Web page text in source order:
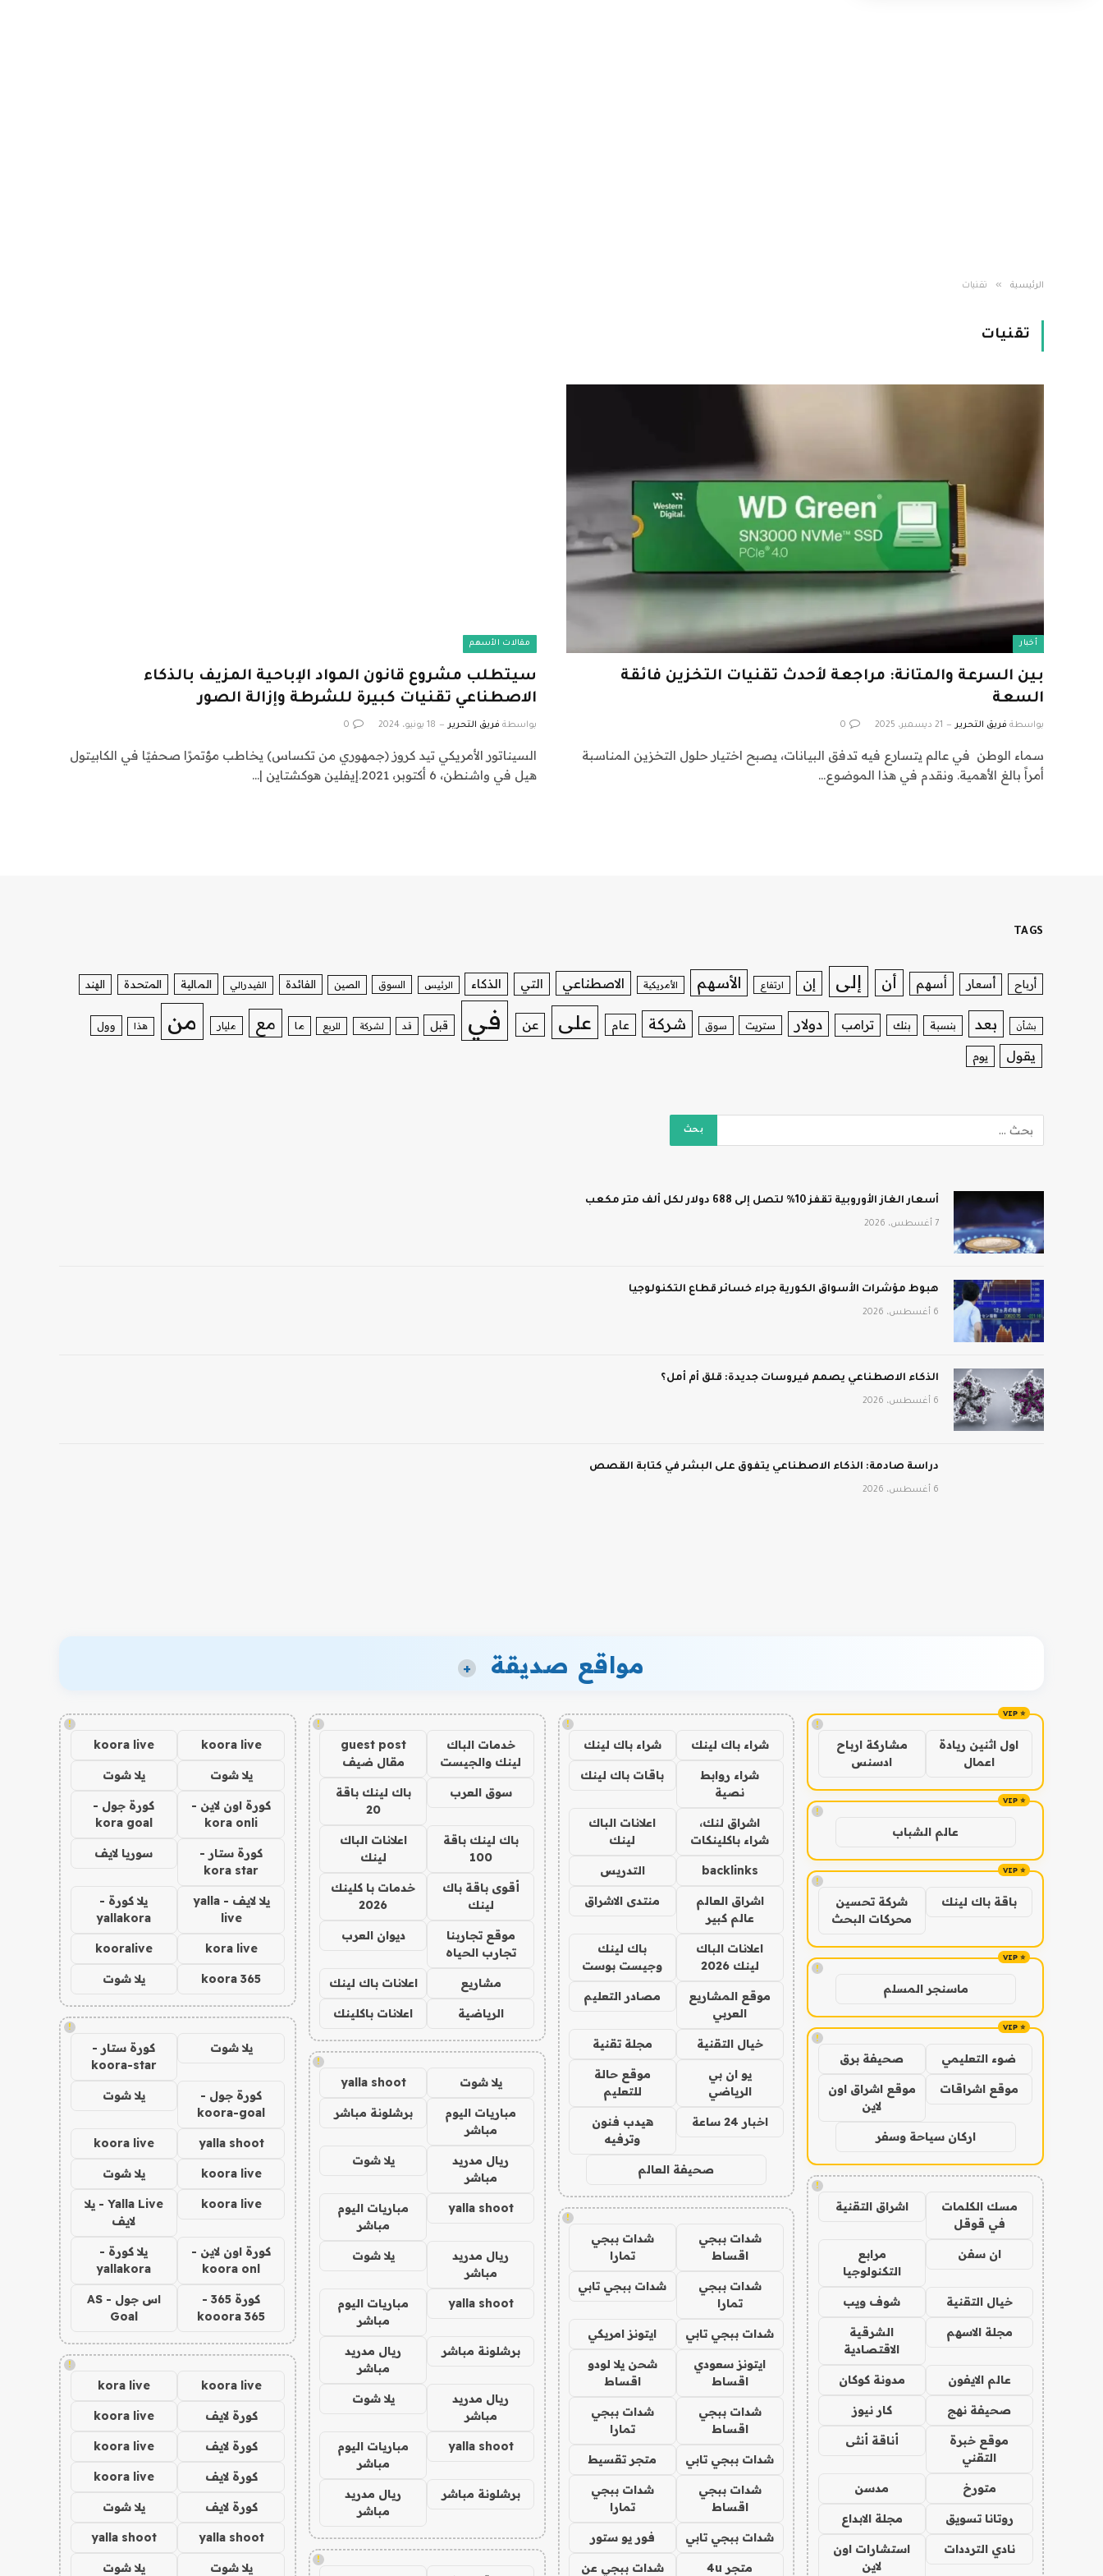
الرئيسية » تقنيات
تقنيات
أخبار
بين السرعة والمتانة: مراجعة لأحدث تقنيات التخزين فائقة
السعة
بواسطة فريق التحرير 21 ديسمبر، 2025 0
سماء الوطن في عالم يتسارع فيه تدفق البيانات، يصبح اختيار حلول التخزين المناسبة
أمراً بالغ الأهمية. ونقدم في هذا الموضوع…
مقالات الأسهم
سيتطلب مشروع قانون المواد الإباحية المزيف بالذكاء
الاصطناعي تقنيات كبيرة للشرطة وإزالة الصور
بواسطة فريق التحرير 18 يونيو، 2024 0
السيناتور الأمريكي تيد كروز (جمهوري من تكساس) يخاطب مؤتمرًا صحفيًا في الكابيتول
هيل في واشنطن، 6 أكتوبر، 2021.إيفلين هوكشتاين |…
TAGS
أرباح أسعار أسهم أن إلى إن ارتفاع الأسهم الأمريكية الاصطناعي التي الذكاء الرئيس السوق الصين الفائدة الفيدرالي المالية المتحدة الهند
بشأن بعد بنسبة بنك ترامب دولار ستريت سوق شركة عام على عن في قبل قد لشركة للربع ما مع مليار من هذا وول
يقول يوم
أسعار الغاز الأوروبية تقفز 10% لتصل إلى 688 دولار لكل ألف متر مكعب
7 أغسطس، 2026
هبوط مؤشرات الأسواق الكورية جراء خسائر قطاع التكنولوجيا
6 أغسطس، 2026
الذكاء الاصطناعي يصمم فيروسات جديدة: قلق أم أمل؟
6 أغسطس، 2026
دراسة صادمة: الذكاء الاصطناعي يتفوق على البشر في كتابة القصص
6 أغسطس، 2026
مواقع صديقة +
!
اول اثنين ريادة
اعمال
مشاركة ارباح
ادسنس
!
عالم الشباب
!
باقة باك لينك
شركة تحسين
محركات البحث
!
ماسنجر المسلم
!
ضوء التعليمي صحيفة برق
موقع اشراقات
موقع اشراق اون
لاين
اركان سياحة وسفر
!
مسك الكلمات
في قوقل
اشراق التقنية
ان سفن
مرابع
التكنولوجيا
خيال التقنية شوف ويب
مجلة الاسهم
الشرقية
الاقتصادية
عالم الايفون مدونة كوكان
صحيفة نهج كار نيوز
موقع خبرة
التقني
أناقة أنثى
متورخ مدسن
روتانا تسويق مجلة الابداع
نادي الترددات
استشارات اون
لاين
!
شراء باك لينك شراء باك لينك
شراء روابط
نصية
باقات باك لينك
اشراق لنك،
شراء باكلينكات
اعلانات الباك
لينك
backlinks التدريس
اشراق العالم
عالم كبير
منتدى الاشراق
اعلانات الباك
لينك 2026
باك لينك
وجيست بوست
موقع المشاريع
العربي
مصادر التعليم
خيال التقنية مجلة تقنية
يو ان بي
الرياضي
موقع حالة
للتعليم
اخبار 24 ساعة
هيدب فنون
وترفيه
صحيفة العالم
!
شدات ببجي
اقساط
شدات ببجي
تمارا
شدات ببجي
تمارا
شدات ببجي تابي
شدات ببجي تابي ايتونز امريكي
ايتونز سعودي
اقساط
شحن يلا لودو
اقساط
شدات ببجي
اقساط
شدات ببجي
تمارا
شدات ببجي تابي متجر تقسيط
شدات ببجي
اقساط
شدات ببجي
تمارا
شدات ببجي تابي فور يو ستور
متجر 4u شدات ببجي عن
!
خدمات الباك
لينك والجيست
guest post
مقال ضيف
سوق العرب
باك لينك باقة
20
باك لينك باقة
100
اعلانات الباك
لينك
أقوى باقة باك
لينك
خدمات با كلينك
2026
موقع تجاربنا
تجارب الحياه
ديوان العرب
مشاريع اعلانات باك لينك
الرياضية اعلانات باكلينك
!
يلا شوت yalla shoot
مباريات اليوم
مباشر
برشلونة مباشر
ريال مدريد
مباشر
يلا شوت
yalla shoot
مباريات اليوم
مباشر
ريال مدريد
مباشر
يلا شوت
yalla shoot
مباريات اليوم
مباشر
برشلونة مباشر
ريال مدريد
مباشر
ريال مدريد
مباشر
يلا شوت
yalla shoot
مباريات اليوم
مباشر
برشلونة مباشر
ريال مدريد
مباشر
!
!
koora live
koora live
يلا شوت يلا شوت
كورة اون لاين -
kora onli
كورة جول -
kora goal
كورة ستار -
kora star
سوريا لايف
يلا لايف - yalla
live
يلا كورة -
yallakora
kora live
kooralive
koora 365 يلا شوت
!
يلا شوت
كورة ستار -
koora-star
كورة جول -
koora-goal
يلا شوت
yalla shoot
koora live
koora live يلا شوت
koora live
Yalla Live - يلا
لايف
كورة اون لاين -
koora onl
يلا كورة -
yallakora
كورة 365 -
kooora 365
اس جول - AS
Goal
!
koora live
kora live
كورة لايف koora live
كورة لايف koora live
كورة لايف koora live
كورة لايف يلا شوت
yalla shoot
yalla shoot
يلا شوت يلا شوت